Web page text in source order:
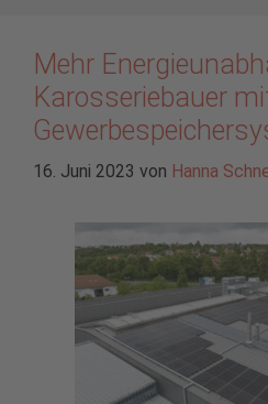
Mehr
Karosseriebauer
16. Juni 2023 von Hanna